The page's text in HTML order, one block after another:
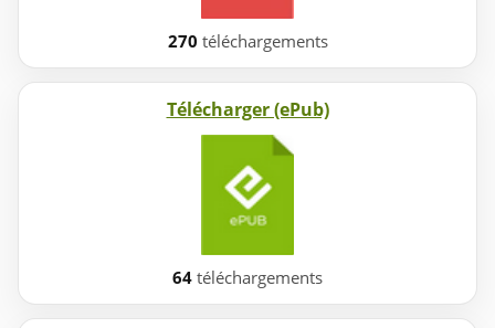
270 téléchargements
Télécharger (ePub)
64 téléchargements